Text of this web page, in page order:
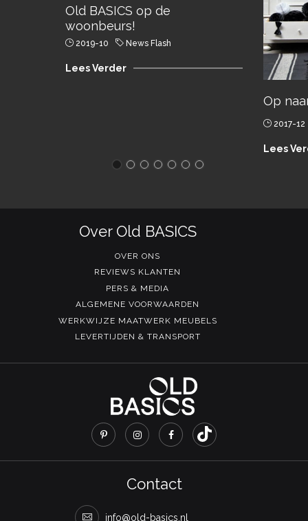
Old BASICS op de
woonbeurs!
2019-10 News Flash
Lees Verder
Op
2017-12
Lees
Over Old BASICS
OVER ONS
REVIEWS KLANTEN
PERS & MEDIA
ALGEMENE VOORWAARDEN
WERKWIJZE MAATWERK MEUBELS
LEVERTIJDEN & TRANSPORT
Contact
info@old-basics.nl